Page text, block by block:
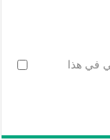
في هذا